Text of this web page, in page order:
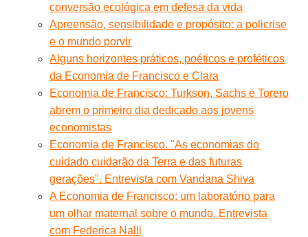
conversão ecológica em defesa da vida
Apreensão, sensibilidade e propósito: a policrise
e o mundo porvir
Alguns horizontes práticos, poéticos e proféticos
da Economia de Francisco e Clara
Economia de Francisco: Turkson, Sachs e Torero
abrem o primeiro dia dedicado aos jovens
economistas
Economia de Francisco. "As economias do
cuidado cuidarão da Terra e das futuras
gerações". Entrevista com Vandana Shiva
A Economia de Francisco: um laboratório para
um olhar maternal sobre o mundo. Entrevista
com Federica Nalli